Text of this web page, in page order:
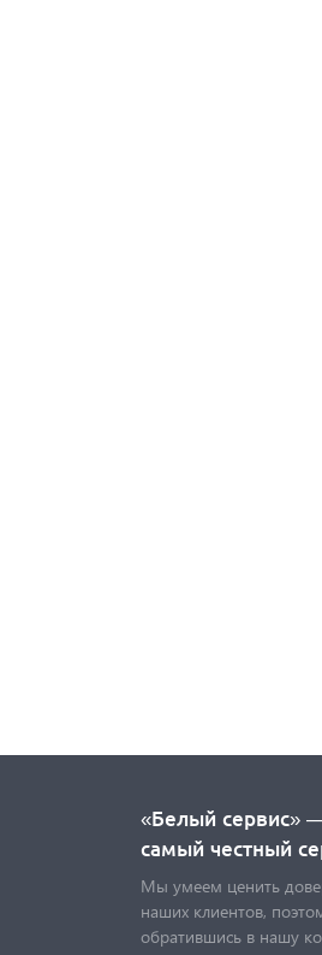
«Белый сервис»
самый честный
Мы умеем ценить
наших клиентов,
обратившись в нашу